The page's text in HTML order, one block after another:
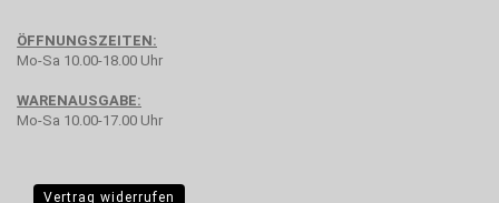
ÖFFNUNGSZEITEN:
Mo-Sa 10.00-18.00 Uhr
WARENAUSGABE:
Mo-Sa 10.00-17.00 Uhr
Vertrag widerrufen